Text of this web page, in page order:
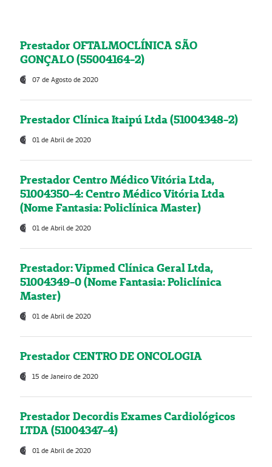
Prestador OFTALMOCLÍNICA SÃO
GONÇALO (55004164-2)
07 de Agosto de 2020
Prestador Clínica Itaipú Ltda (51004348-2)
01 de Abril de 2020
Prestador Centro Médico Vitória Ltda,
51004350-4: Centro Médico Vitória Ltda
(Nome Fantasia: Policlínica Master)
01 de Abril de 2020
Prestador: Vipmed Clínica Geral Ltda,
51004349-0 (Nome Fantasia: Policlínica
Master)
01 de Abril de 2020
Prestador CENTRO DE ONCOLOGIA
15 de Janeiro de 2020
Prestador Decordis Exames Cardiológicos
LTDA (51004347-4)
01 de Abril de 2020